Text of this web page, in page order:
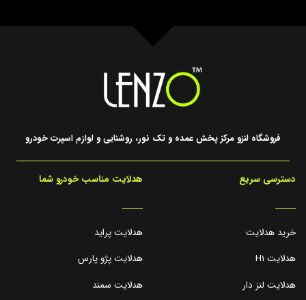
فروشگاه لنزو مرکز پخش عمده و تک نور، روشنایی و لوازم اسپرت خودرو
دسترسی سریع
_____
خرید هدلایت
هدلایت H1
هدلایت لنز دار
هدلایت مناسب خودرو شما
_____
هدلایت پراید
هدلایت پژو پارس
هدلایت سمند